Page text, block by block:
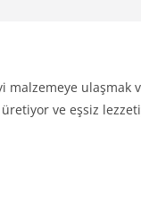
malzemeye
ve eşsiz